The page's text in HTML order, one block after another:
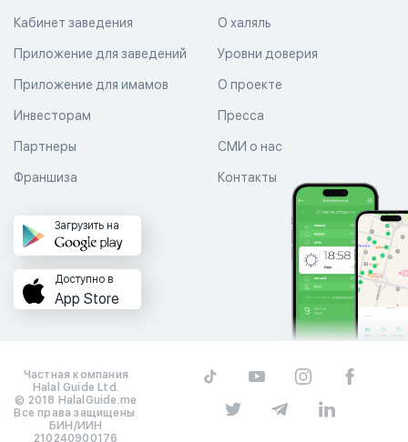
О халяль
Уровни доверия
Кабинет заведения
Приложение для заведений
Приложение для имамов О проекте
Пресса
СМИ о нас
Контакты
Инвесторам
Партнеры
Франшиза
Загрузить на
Доступно в
App Store
Частная компания
Halal Guide Ltd.
© 2018 HalalGuide.me
Все права защищены.
БИН/ИИН
210240900176